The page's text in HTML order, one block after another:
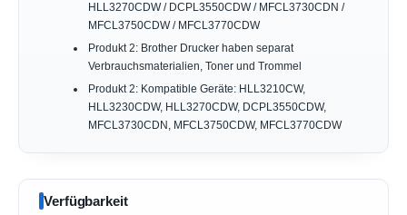
HLL3270CDW / DCPL3550CDW / MFCL3730CDN /
MFCL3750CDW / MFCL3770CDW
Produkt 2: Brother Drucker haben separat
Verbrauchsmaterialien, Toner und Trommel
Produkt 2: Kompatible Geräte: HLL3210CW,
HLL3230CDW, HLL3270CDW, DCPL3550CDW,
MFCL3730CDN, MFCL3750CDW, MFCL3770CDW
Verfügbarkeit